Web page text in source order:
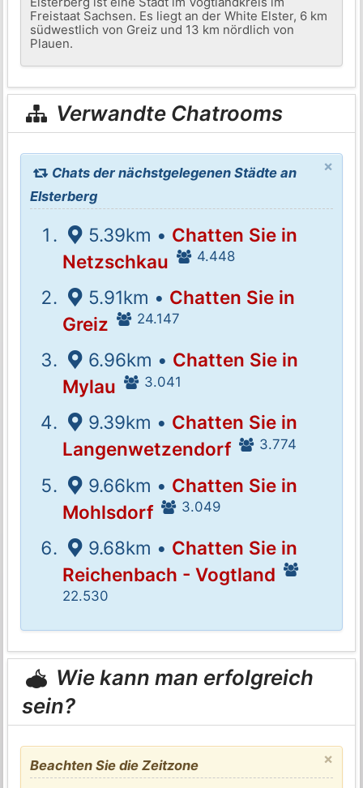
Freistaat Sachsen. Es liegt an der White Elster, 6 km
südwestlich von Greiz und 13 km nördlich von
Plauen.
Verwandte Chatrooms
×
Chats der nächstgelegenen Städte an
Elsterberg
5.39km • Chatten Sie in
Netzschkau
4.448
5.91km • Chatten Sie in
Greiz
24.147
6.96km • Chatten Sie in
Mylau
3.041
9.39km • Chatten Sie in
Langenwetzendorf
3.774
9.66km • Chatten Sie in
Mohlsdorf
3.049
9.68km • Chatten Sie in
Reichenbach - Vogtland
22.530
Wie kann man erfolgreich
sein?
×
Beachten Sie die Zeitzone